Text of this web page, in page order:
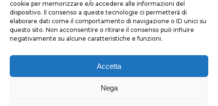
cookie per memorizzare e/o accedere alle informazioni del
dispositivo. Il consenso a queste tecnologie ci permetterà di
elaborare dati come il comportamento di navigazione o ID unici su
questo sito. Non acconsentire o ritirare il consenso può influire
negativamente su alcune caratteristiche e funzioni.
Accetta
Nega
Account
Login